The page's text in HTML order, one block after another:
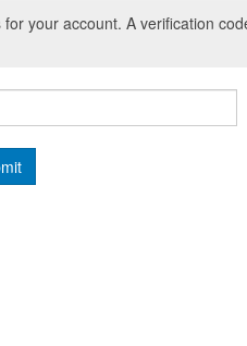
your account. A verification